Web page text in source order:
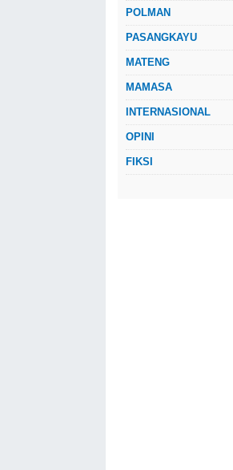
POLMAN
PASANGKAYU
MATENG
MAMASA
INTERNASIONAL
OPINI
FIKSI